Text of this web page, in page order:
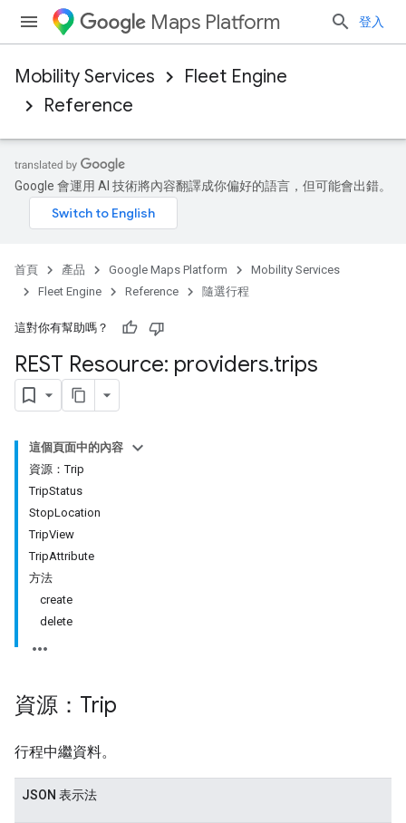
Maps Platform 登入
Mobility Services
Fleet Engine
Reference
Google 會運用 AI 技術將內容翻譯成你偏好的語言，但可能會出錯。
首頁 產品 Google Maps Platform
Mobility Services
Fleet Engine
Reference 隨選行程
這對你有幫助嗎？
REST Resource: providers.trips
這個頁面中的內容
資源：Trip
TripStatus
StopLocation
TripView
TripAttribute
方法
create
delete
資源：Trip
行程中繼資料。
JSON 表示法